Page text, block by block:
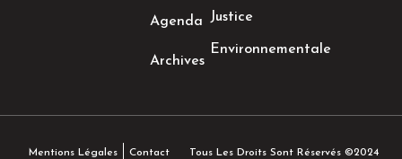
Agenda
Archives
Justice
Environnementale
Mentions Légales Contact Tous Les Droits Sont Réservés ©2024